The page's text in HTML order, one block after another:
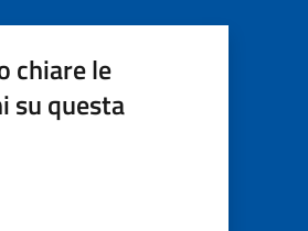
chiare le
su questa